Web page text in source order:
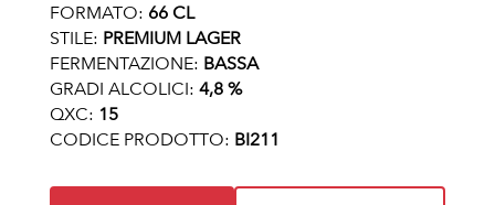
FORMATO: 66 CL
STILE: PREMIUM LAGER
FERMENTAZIONE: BASSA
GRADI ALCOLICI: 4,8 %
QXC: 15
CODICE PRODOTTO: BI211